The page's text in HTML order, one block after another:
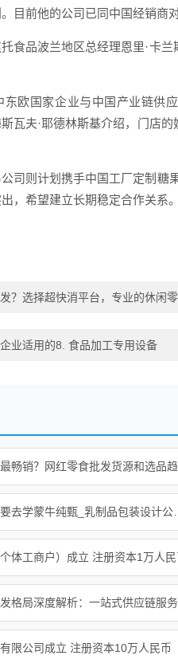
目前他的公司已同中国经销商
食品波兰地区总经理恩里·卡
东欧国家企业与中国产业链供
瓦夫·耶德林斯基介绍，门店
司则计划携手中国工厂定制糖
，希望建立长期稳定合作关系。
？选择超快消平台，专业的休闲
业适用的8. 食品加工专用设备
做牛奶包装设计真的不要去学蒙牛纯甄_乳制品包装设计公司_食品包装设计公司
体工商户）成立 注册资本1万人民
中山休
限公司成立 注册资本10万人民币